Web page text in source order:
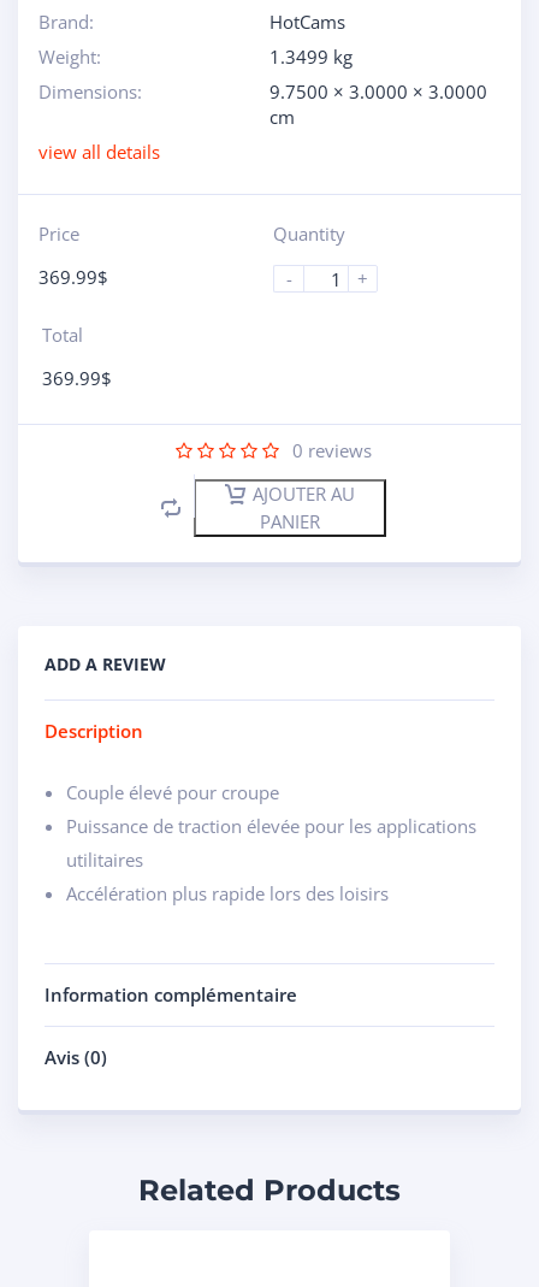
Brand:
HotCams
Weight:
1.3499 kg
Dimensions:
9.7500 × 3.0000 × 3.0000
cm
view all details
Price
369.99$
Quantity
-
+
Total
369.99$
0 reviews
AJOUTER AU
PANIER
ADD A REVIEW
Description
Couple élevé pour croupe
Puissance de traction élevée pour les applications
utilitaires
Accélération plus rapide lors des loisirs
Information complémentaire
Avis (0)
Related Products